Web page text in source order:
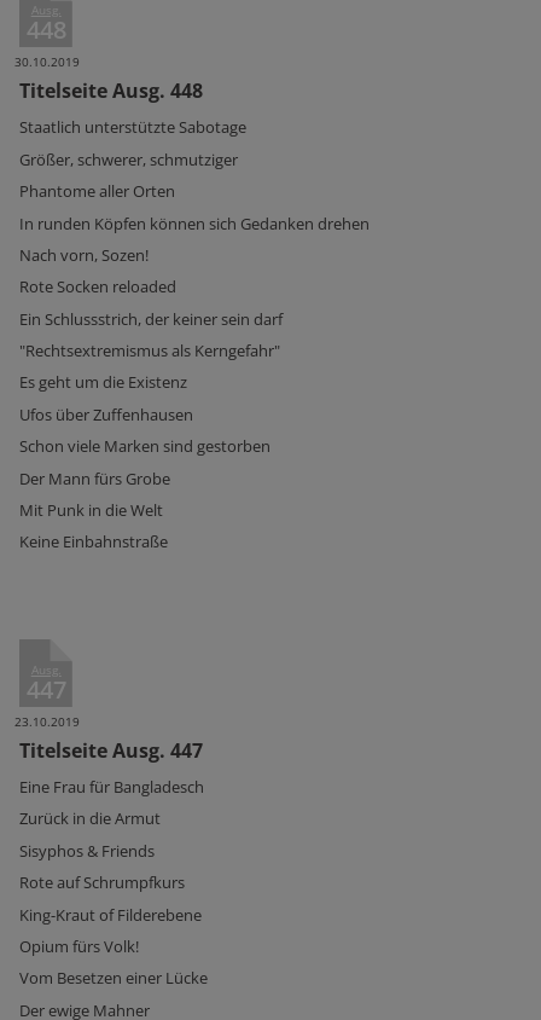
Ausg.
448
30.10.2019
Titelseite Ausg. 448
Staatlich unterstützte Sabotage
Größer, schwerer, schmutziger
Phantome aller Orten
In runden Köpfen können sich Gedanken drehen
Nach vorn, Sozen!
Rote Socken reloaded
Ein Schlussstrich, der keiner sein darf
"Rechtsextremismus als Kerngefahr"
Es geht um die Existenz
Ufos über Zuffenhausen
Schon viele Marken sind gestorben
Der Mann fürs Grobe
Mit Punk in die Welt
Keine Einbahnstraße
Ausg.
447
23.10.2019
Titelseite Ausg. 447
Eine Frau für Bangladesch
Zurück in die Armut
Sisyphos & Friends
Rote auf Schrumpfkurs
King-Kraut of Filderebene
Opium fürs Volk!
Vom Besetzen einer Lücke
Der ewige Mahner